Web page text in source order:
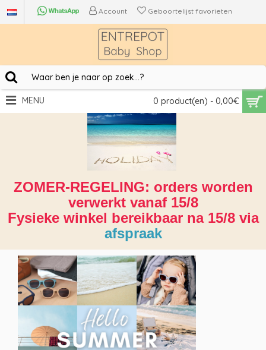
Account Geboortelijst favorieten
0 product(en) - 0,00€
MENU
ZOMER-REGELING: orders worden
verwerkt vanaf 15/8
Fysieke winkel bereikbaar na 15/8 via
afspraak